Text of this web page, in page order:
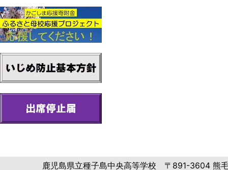
鹿児島県立種子島中央高等学校 〒891-3604